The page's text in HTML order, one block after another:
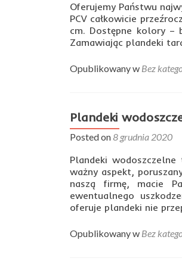
Oferujemy Państwu
PCV całkowicie
cm. Dostępne kolory –
Zamawiając plandeki
Opublikowany w Bez
Plandeki
Posted on8 grudnia 2020
Plandeki
ważny aspekt,
naszą firmę, macie
ewentualnego
oferuje plandeki nie
Opublikowany w Bez